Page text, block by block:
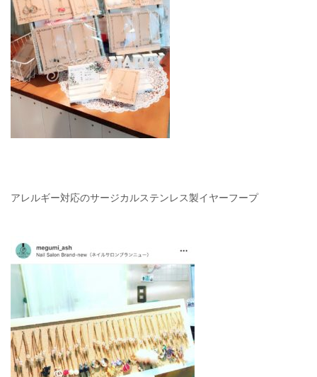
アレルギー対応のサージカルステンレス製イヤーフープ